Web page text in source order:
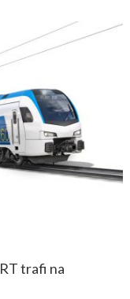
trafi na